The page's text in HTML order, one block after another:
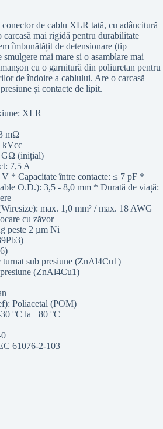
de cablu XLR tată, cu adâncitură
carcasă mai rigidă pentru durabilitate
îmbunătățit de detensionare (tip
mai mare și o asamblare mai
cu o garnitură din poliuretan pentru
de îndoire a cablului. Are o carcasă
și contacte de lipit.
XLR
mΩ
kVcc
GΩ (inițial)
7,5 A
* Capacitate între contacte: ≤ 7 pF *
O.D.): 3,5 - 8,0 mm * Durată de viață:
max. 1,0 mm² / max. 18 AWG
cu zăvor
peste 2 µm Ni
sub presiune (ZnAl4Cu1)
(ZnAl4Cu1)
Poliacetal (POM)
°C la +80 °C
61076-2-103